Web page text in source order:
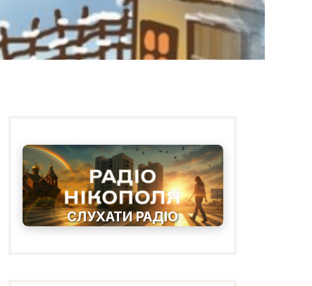
СЛУХАТИ РАДІО